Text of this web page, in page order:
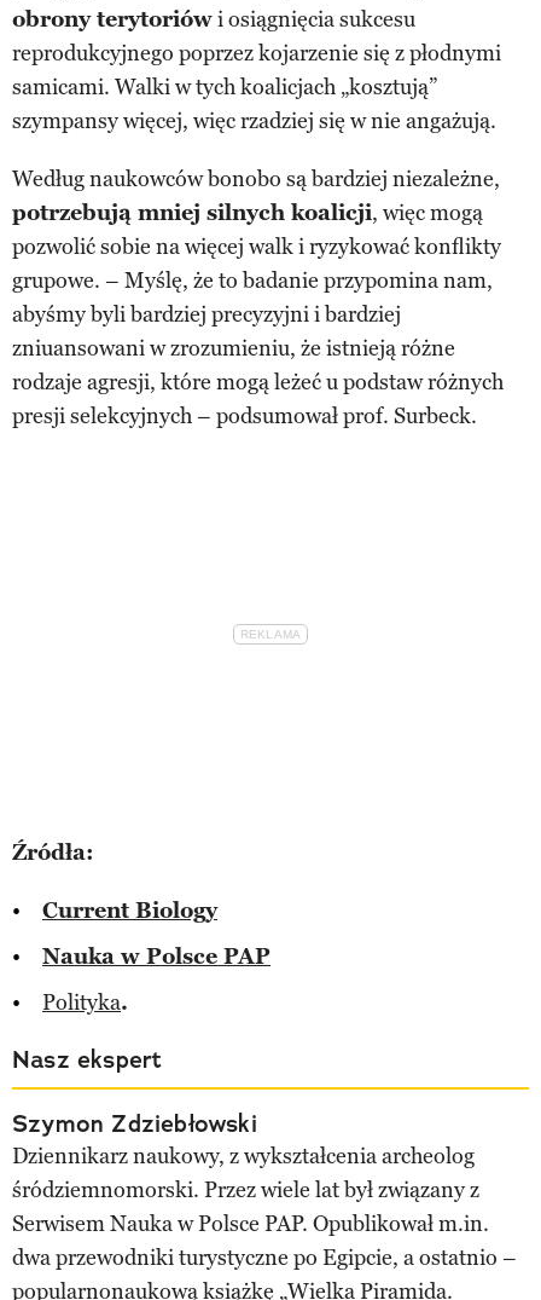
obrony terytoriówi osiągnięcia sukcesu
reprodukcyjnego poprzez kojarzenie się z płodnymi
samicami. Walki w tych koalicjach „kosztują”
szympansy więcej, więc rzadziej się w nie angażują.
Według naukowców bonobo są bardziej niezależne,
potrzebują mniej silnych koalicji, więc mogą
pozwolić sobie na więcej walk i ryzykować konflikty
grupowe. – Myślę, że to badanie przypomina nam,
abyśmy byli bardziej precyzyjni i bardziej
zniuansowani w zrozumieniu, że istnieją różne
rodzaje agresji, które mogą leżeć u podstaw różnych
presji selekcyjnych – podsumował prof. Surbeck.
Źródła:
Current Biology
Nauka w Polsce PAP
Polityka.
Nasz ekspert
Szymon Zdziebłowski
Dziennikarz naukowy, z wykształcenia archeolog
śródziemnomorski. Przez wiele lat był związany z
Serwisem Nauka w Polsce PAP. Opublikował m.in.
dwa przewodniki turystyczne po Egipcie, a ostatnio –
popularnonaukową książkę „Wielka Piramida.